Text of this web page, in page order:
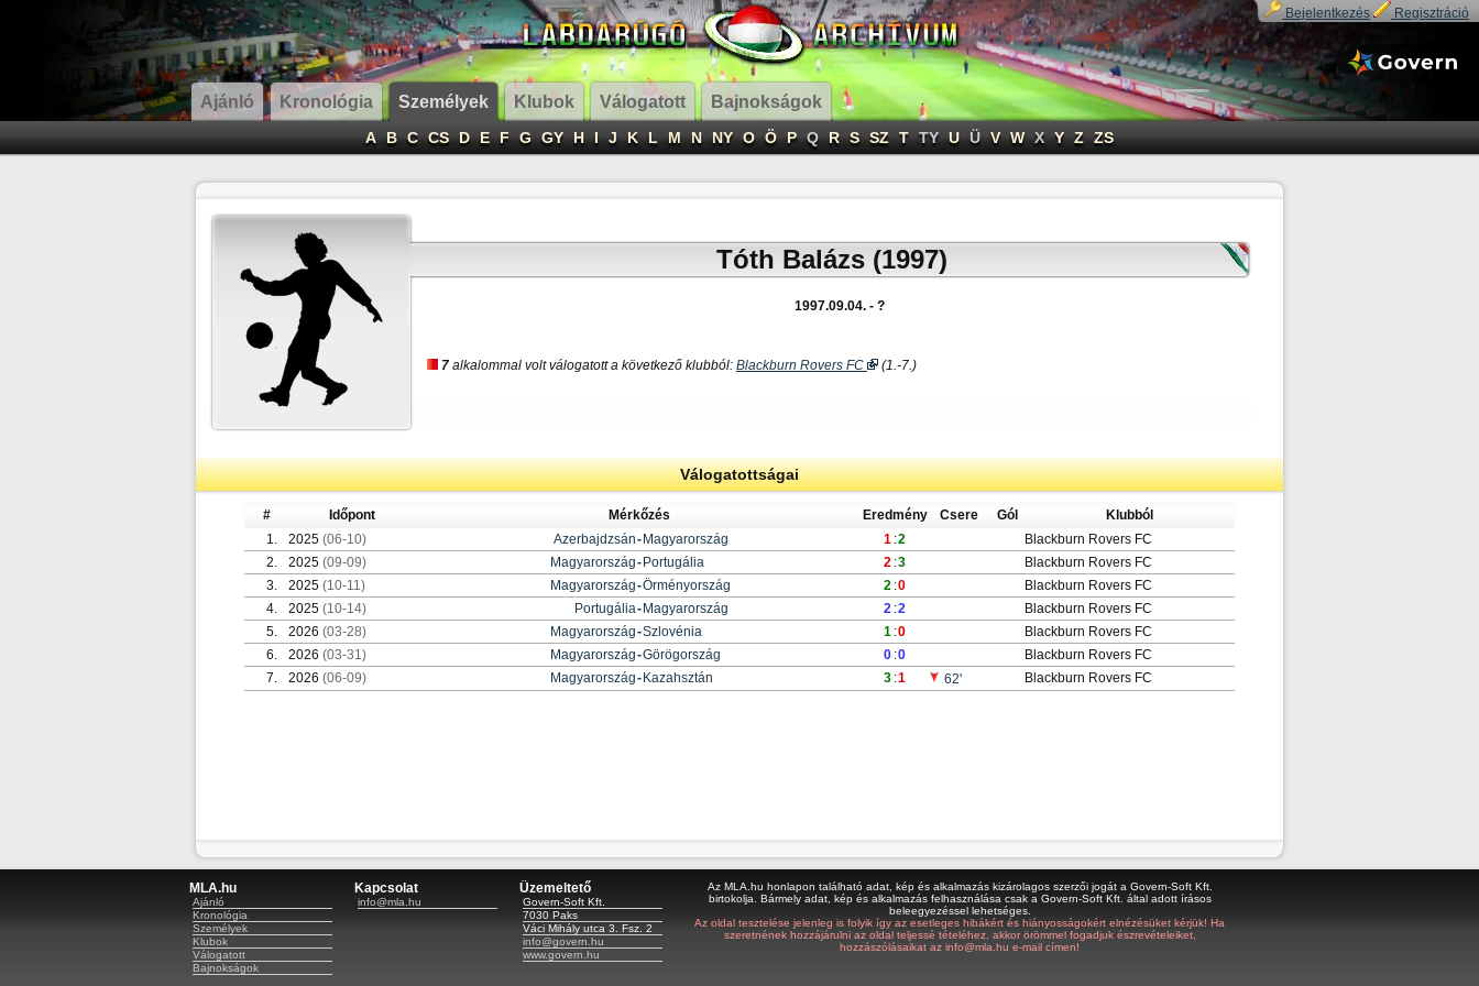
Bejelentkezés Regisztráció
Ajánló Kronológia Személyek Klubok Válogatott Bajnokságok
A B C CS D E F G GY H I J K L M N NY O Ö P Q R S SZ T TY U Ü V W X Y Z ZS
Tóth Balázs (1997)
1997.09.04. - ?
7 alkalommal volt válogatott a következő klubból: Blackburn Rovers FC (1.-7.)
Válogatottságai
# Időpont Mérkőzés Eredmény Csere Gól
Klubból
1.
2025 (06-10) Azerbajdzsán- Magyarország 1 :2
Blackburn Rovers FC
2.
2025 (09-09) Magyarország- Portugália 2 :3
Blackburn Rovers FC
3.
2025 (10-11) Magyarország-Örményország 2 :0
Blackburn Rovers FC
4.
2025 (10-14) Portugália- Magyarország 2 :2
Blackburn Rovers FC
5.
2026 (03-28) Magyarország-Szlovénia 1 :0
Blackburn Rovers FC
6.
2026 (03-31) Magyarország-Görögország 0 :0
Blackburn Rovers FC
7.
2026 (06-09) Magyarország- Kazahsztán 3 :1 62' Blackburn Rovers FC
MLA.hu
Ajánló
Kronológia
Személyek
Klubok
Válogatott
Bajnokságok
Kapcsolat
info@mla.hu
Üzemeltető
Govern-Soft Kft.
7030 Paks
Váci Mihály utca 3. Fsz. 2
info@govern.hu
www.govern.hu
Az MLA.hu honlapon található adat, kép és alkalmazás kizárolagos szerzői jogát a Govern-Soft Kft.
birtokolja. Bármely adat, kép és alkalmazás felhasználása csak a Govern-Soft Kft. által adott írásos
beleegyezéssel lehetséges.
Az oldal tesztelése jelenleg is folyik így az esetleges hibákért és hiányosságokért elnézésüket kérjük! Ha
szeretnének hozzájárulni az oldal teljessé tételéhez, akkor örömmel fogadjuk észrevételeiket,
hozzászólásaikat az info@mla.hu e-mail címen!